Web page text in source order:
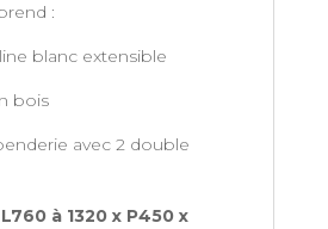
:
blanc extensible
bois
avec 2 double
à 1320 x P450 x